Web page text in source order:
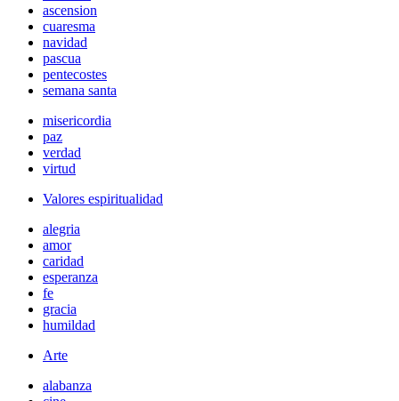
ascension
cuaresma
navidad
pascua
pentecostes
semana santa
misericordia
paz
verdad
virtud
Valores espiritualidad
alegria
amor
caridad
esperanza
fe
gracia
humildad
Arte
alabanza